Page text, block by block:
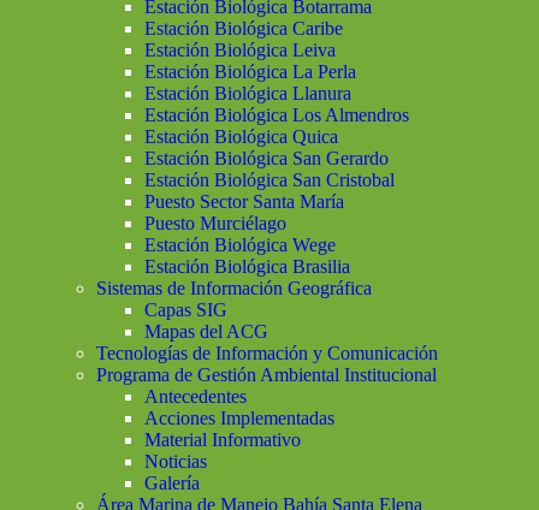
Estación Biológica Botarrama
Estación Biológica Caribe
Estación Biológica Leiva
Estación Biológica La Perla
Estación Biológica Llanura
Estación Biológica Los Almendros
Estación Biológica Quica
Estación Biológica San Gerardo
Estación Biológica San Cristobal
Puesto Sector Santa María
Puesto Murciélago
Estación Biológica Wege
Estación Biológica Brasilia
Sistemas de Información Geográfica
Capas SIG
Mapas del ACG
Tecnologías de Información y Comunicación
Programa de Gestión Ambiental Institucional
Antecedentes
Acciones Implementadas
Material Informativo
Noticias
Galería
Área Marina de Manejo Bahía Santa Elena